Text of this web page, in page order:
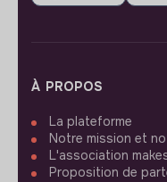
À PROPOS
La plateforme
Notre mission et
L'association
Proposition de